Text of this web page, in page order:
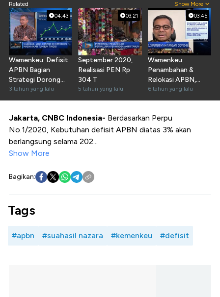
Related Show More
04:43
Wamenkeu: Defisit
APBN Bagian
Strategi Dorong
Pertumbuhan
3 tahun yang lalu
03:21
September 2020,
Realisasi PEN Rp
304 T
5 tahun yang lalu
03:45
Wamenkeu:
Penambahan &
Relokasi APBN,
Jurus Penanganan
Corona
6 tahun yang lalu
Jakarta, CNBC Indonesia- Berdasarkan Perpu
No.1/2020, Kebutuhan defisit APBN diatas 3% akan
berlangsung selama 202...
Show More
Bagikan:
Tags
#apbn #suahasil nazara #kemenkeu #defisit